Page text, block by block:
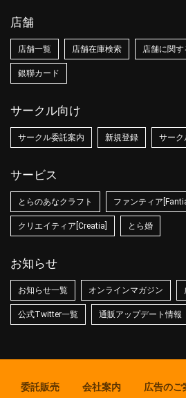
店舗
店舗一覧 店舗在庫検索 店舗に関す
銀聯カード
サークル向け
サークル委託案内 新規登録 サーク
サービス
とらのあなクラフト ファンティア
クリエイティア[Creatia] とら婚
お知らせ
お知らせ一覧 オンラインマガジン
公式Twitter一覧 通販アップデート情報
委託販売 会社案内 広告のご